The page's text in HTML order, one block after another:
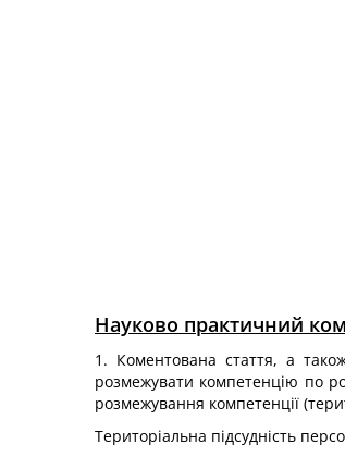
Науково практичний
1. Коментована стаття, а також
розмежувати компетенцію по
розмежування компетенції
Територіальна підсудність